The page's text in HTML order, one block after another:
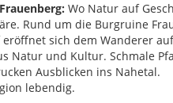
Wo Natur auf
Rund um die Burgruine
sich dem Wanderer
Natur und Kultur. Schmale
Ausblicken ins Nahetal.
lebendig.